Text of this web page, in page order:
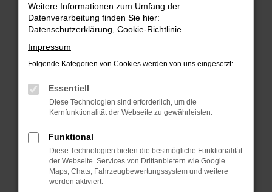
Überprüfe deine Firewall und deine
Internetverbindung.
Laden andere Webseiten, zum Beispiel deine
Suchmaschine?
Prüfe deine Browsererweiterungen.
Manche Erweiterungen, wie Werbeblocker,
können das Laden bestimmter Seiten
verhindern. Funktioniert die Seite in einem
Fenster?
Starte dein Gerät neu.
Das kann manchmal helfen, vorübergehende
Probleme zu beheben.
Weitere Informationen zum Umfang der
Datenverarbeitung finden Sie hier:
Datenschutzerklärung Cookie-Richtlinie
Impressum
Folgende Kategorien von Cookies werden von uns eingesetzt:
Essentiell
Diese Technologien sind erforderlich, um die
Kernfunktionalität der Webseite zu gewährleisten.
Funktional
Diese Technologien bieten die bestmögliche Funktionalität
der Webseite. Services von Drittanbietern wie Google
Maps, Chats, Fahrzeugbewertungssystem und weitere
werden aktiviert.